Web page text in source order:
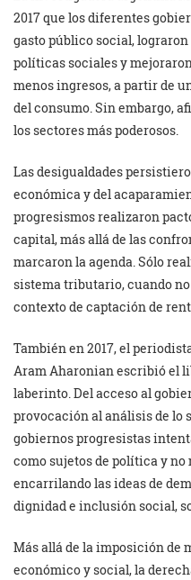
2017 que los diferentes
gasto público social,
políticas sociales y
menos ingresos, a partir de
del consumo. Sin embargo,
los sectores más poderosos.
Las desigualdades
económica y del
progresismos realizaron
capital, más allá de las
marcaron la agenda. Sólo
sistema tributario, cuando
contexto de captación de
También en 2017, el
Aram Aharonian escribió el
laberinto. Del acceso al
provocación al análisis de lo
gobiernos progresistas
como sujetos de política y no
encarrilando las ideas de
dignidad e inclusión social,
Más allá de la imposición de
económico y social, la